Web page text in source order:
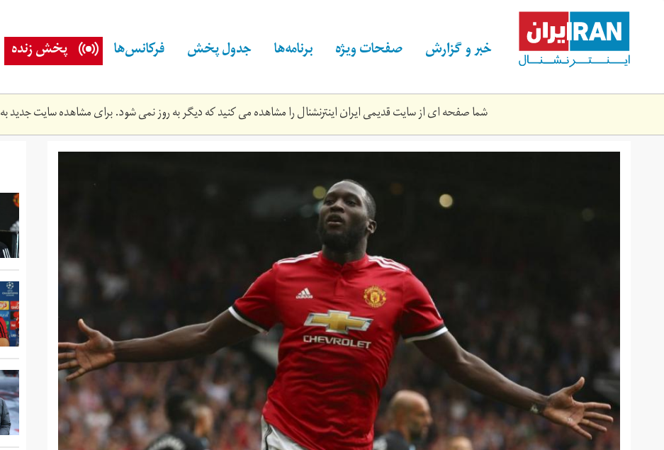
content خبر و گزارش صفحات ویژه برنامه‌ها جدول پخش فرکانس‌ها پخش زنده
شما صفحه ای از سایت قدیمی ایران اینترنشنال را مشاهده می کنید که دیگر به روز نمی شود. برای مشاهده سایت جدید به
lukaku-
u.jpg.size-